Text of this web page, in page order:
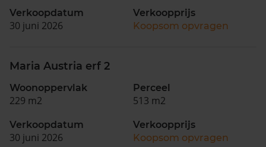
Verkoopdatum
30 juni 2026
Verkoopprijs
Koopsom opvragen
Maria Austria erf 2
Woonoppervlak
229 m2
Perceel
513 m2
Verkoopdatum
30 juni 2026
Verkoopprijs
Koopsom opvragen